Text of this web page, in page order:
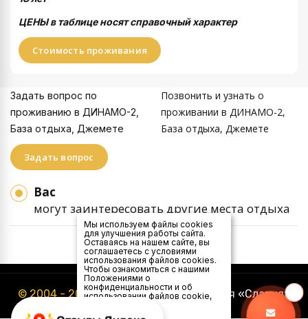
ЦЕНЫ в таблице носят справочный характер
Стоимость проживания
Задать вопрос по
проживанию в ДИНАМО-2,
База отдыха, Джемете
Задать вопрос
Позвонить и узнать о
проживании в ДИНАМО-2,
База отдыха, Джемете
Вас
могут заинтересовать другие места отдыха
© 2004 - 2026 Туристическая компания «Славия»
Мы используем файлы cookies
для улучшения работы сайта.
Оставаясь на нашем сайте, вы
соглашаетесь с условиями
использования файлов cookies.
Чтобы ознакомиться с нашими
Положениями о
конфиденциальности и об
использовании файлов cookie,
Я